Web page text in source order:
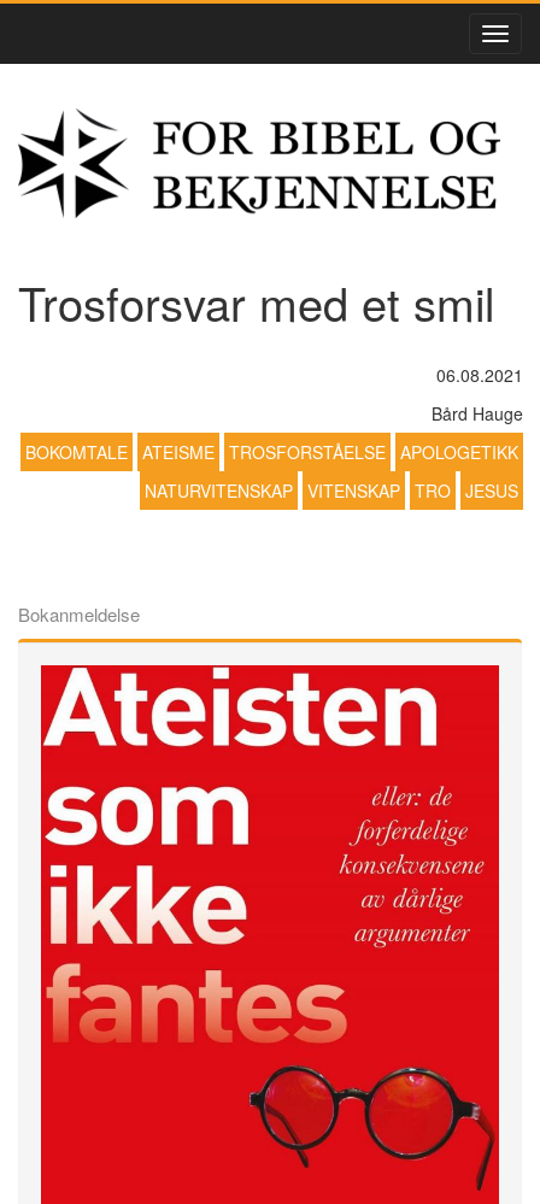
Trosforsvar med et smil
06.08.2021
Bård Hauge
BOKOMTALE ATEISME TROSFORSTÅELSE APOLOGETIKK
NATURVITENSKAP VITENSKAP TRO JESUS
Bokanmeldelse